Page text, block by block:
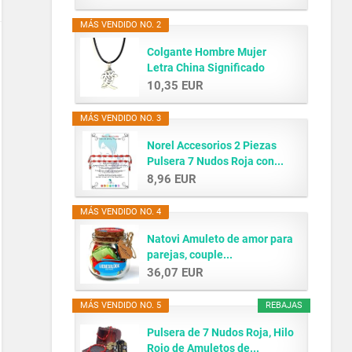
MÁS VENDIDO NO. 2
Colgante Hombre Mujer
Letra China Significado
AMOR...
10,35 EUR
MÁS VENDIDO NO. 3
Norel Accesorios 2 Piezas
Pulsera 7 Nudos Roja con...
8,96 EUR
MÁS VENDIDO NO. 4
Natovi Amuleto de amor para
parejas, couple...
36,07 EUR
REBAJAS
MÁS VENDIDO NO. 5
Pulsera de 7 Nudos Roja, Hilo
Rojo de Amuletos de...